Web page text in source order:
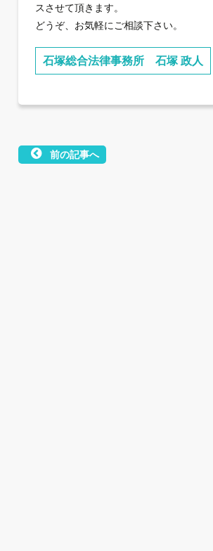
スさせて頂きます。
どうぞ、お気軽にご相談下さい。
石塚総合法律事務所 石塚 政人
投
前の記事へ